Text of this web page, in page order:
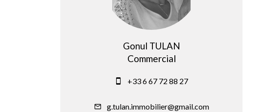
Gonul TULAN
Commercial
+33 6 67 72 88 27
g.tulan.immobilier@gmail.com